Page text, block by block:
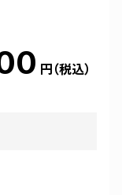
円（税込）